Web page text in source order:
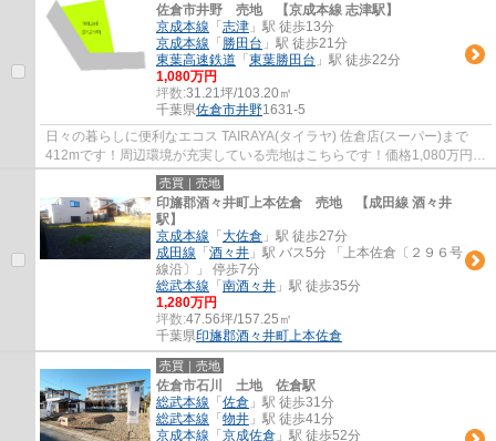
佐倉市井野 売地 【京成本線 志津駅】
京成本線 「 志津 」駅 徒歩13分
京成本線 「 勝田台 」駅 徒歩21分
東葉高速鉄道 「 東葉勝田台 」駅 徒歩22分
1,080万円
坪数:31.21坪/103.20㎡
千葉県佐倉市井野1631-5
日々の暮らしに便利なエコス TAIRAYA(タイラヤ) 佐倉店(スーパー)まで
412mです！周辺環境が充実している売地はこちらです！価格1,080万円の
土地です！駅まで徒歩13分の場所に立地して...
売買｜売地
印旛郡酒々井町上本佐倉 売地 【成田線 酒々井
駅】
京成本線 「 大佐倉 」駅 徒歩27分
成田線 「 酒々井 」駅 バス5分 「上本佐倉〔２９６号
線沿〕」 停歩7分
総武本線 「 南酒々井 」駅 徒歩35分
1,280万円
坪数:47.56坪/157.25㎡
千葉県印旛郡酒々井町上本佐倉
売買｜売地
佐倉市石川 土地 佐倉駅
総武本線 「 佐倉 」駅 徒歩31分
総武本線 「 物井 」駅 徒歩41分
京成本線 「 京成佐倉 」駅 徒歩52分